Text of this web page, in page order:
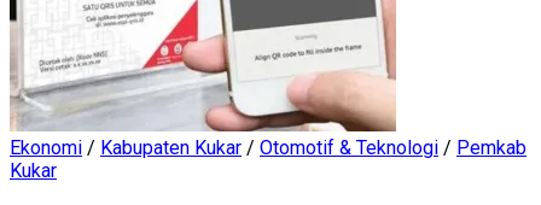
Ekonomi / Kabupaten Kukar / Otomotif & Teknologi / Pemkab
Kukar